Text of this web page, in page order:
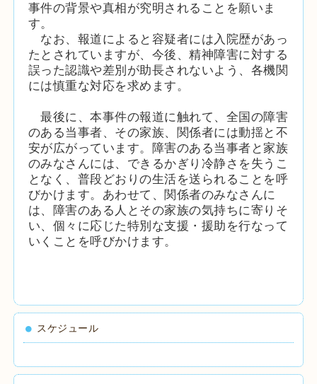
事件の背景や真相が究明されることを願いま
す。
なお、報道によると容疑者には入院歴があっ
たとされていますが、今後、精神障害に対する
誤った認識や差別が助長されないよう、各機関
には慎重な対応を求めます。
最後に、本事件の報道に触れて、全国の障害
のある当事者、その家族、関係者には動揺と不
安が広がっています。障害のある当事者と家族
のみなさんには、できるかぎり冷静さを失うこ
となく、普段どおりの生活を送られることを呼
びかけます。あわせて、関係者のみなさんに
は、障害のある人とその家族の気持ちに寄りそ
い、個々に応じた特別な支援・援助を行なって
いくことを呼びかけます。
スケジュール